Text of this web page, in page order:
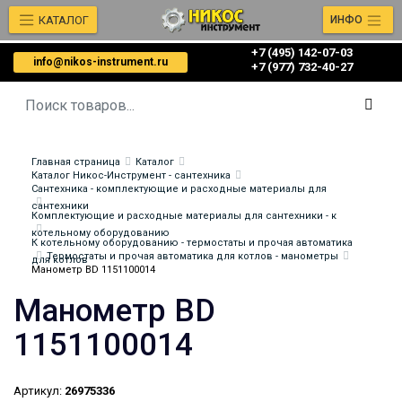
info@nikos-instrument.ru
+7 (495) 142-07-03
‎‎+7 (977) 732-40-27
КАТАЛОГ ИНФО
Главная страница
Каталог
Каталог Никос-Инструмент - сантехника
Сантехника - комплектующие и расходные материалы для
сантехники
Комплектующие и расходные материалы для сантехники - к
котельному оборудованию
К котельному оборудованию - термостаты и прочая автоматика
для котлов
Термостаты и прочая автоматика для котлов - манометры
Манометр BD 1151100014
Манометр BD
1151100014
Артикул: 26975336